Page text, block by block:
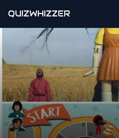
QUIZWHIZZER